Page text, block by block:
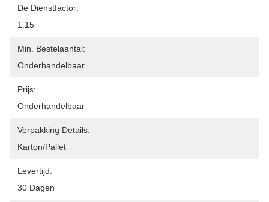
De Dienstfactor:
1.15
Min. Bestelaantal:
Onderhandelbaar
Prijs:
Onderhandelbaar
Verpakking Details:
Karton/pallet
Levertijd:
30 Dagen